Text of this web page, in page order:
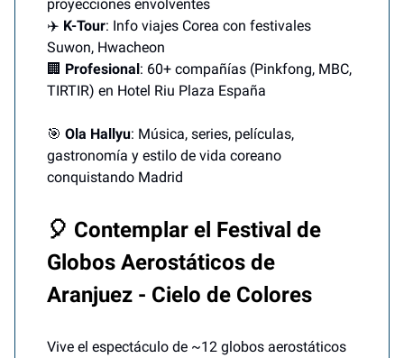
proyecciones envolventes
✈️ K-Tour: Info viajes Corea con festivales
Suwon, Hwacheon
🏢 Profesional: 60+ compañías (Pinkfong, MBC,
TIRTIR) en Hotel Riu Plaza España
🎯 Ola Hallyu: Música, series, películas,
gastronomía y estilo de vida coreano
conquistando Madrid
🎈 Contemplar el Festival de
Globos Aerostáticos de
Aranjuez - Cielo de Colores
Vive el espectáculo de ~12 globos aerostáticos